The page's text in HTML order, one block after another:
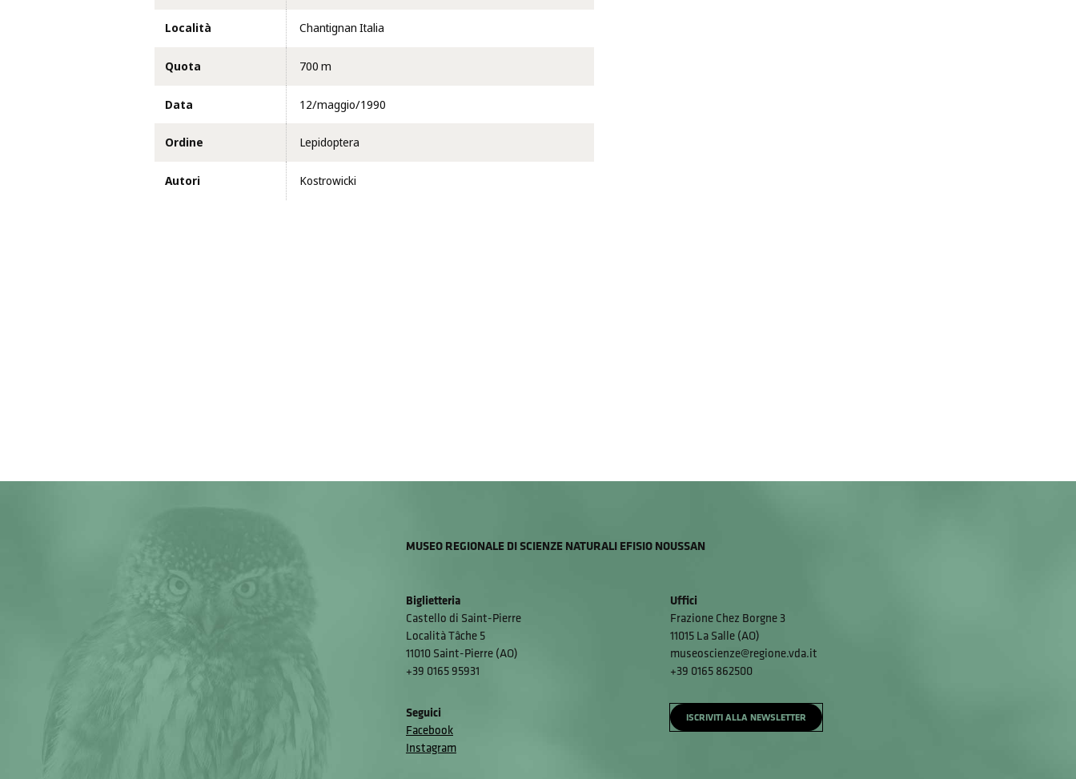
Località Chantignan Italia
Quota 700 m
Data 12/maggio/1990
Ordine Lepidoptera
Autori Kostrowicki
MUSEO REGIONALE DI SCIENZE NATURALI EFISIO NOUSSAN
Biglietteria
Castello di Saint-Pierre
Località Tâche 5
11010 Saint-Pierre (AO)
+39 0165 95931
Uffici
Frazione Chez Borgne 3
11015 La Salle (AO)
museoscienze@regione.vda.it
+39 0165 862500
Seguici
Facebook
Instagram
ISCRIVITI ALLA NEWSLETTER